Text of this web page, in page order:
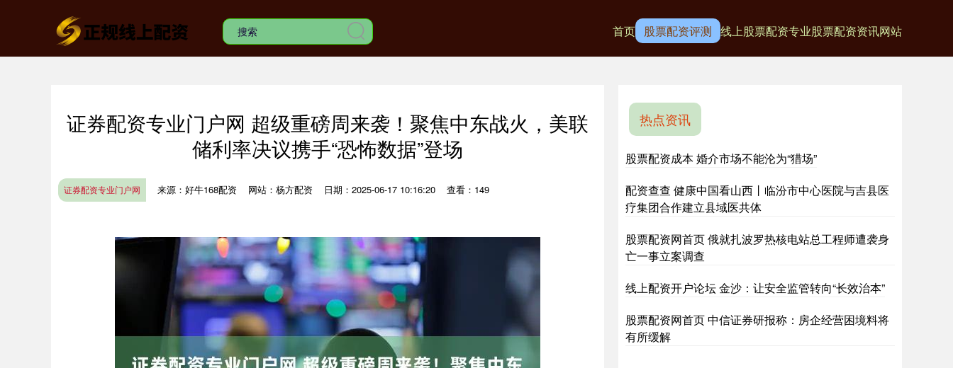
首页 股票配资评测 线上股票配资专业股票配资资讯网站
证券配资专业门户网 超级重磅周来袭！聚焦中东战火，美联
储利率决议携手“恐怖数据”登场
证券配资专业门户网 来源：好牛168配资 网站：杨方配资 日期：2025-06-17 10:16:20 查看：149
热点资讯
股票配资成本 婚介市场不能沦为“猎场”
配资查查 健康中国看山西丨临汾市中心医院与吉县医
疗集团合作建立县域医共体
股票配资网首页 俄就扎波罗热核电站总工程师遭袭身
亡一事立案调查
线上配资开户论坛 金沙：让安全监管转向“长效治本”
股票配资网首页 中信证券研报称：房企经营困境料将
有所缓解